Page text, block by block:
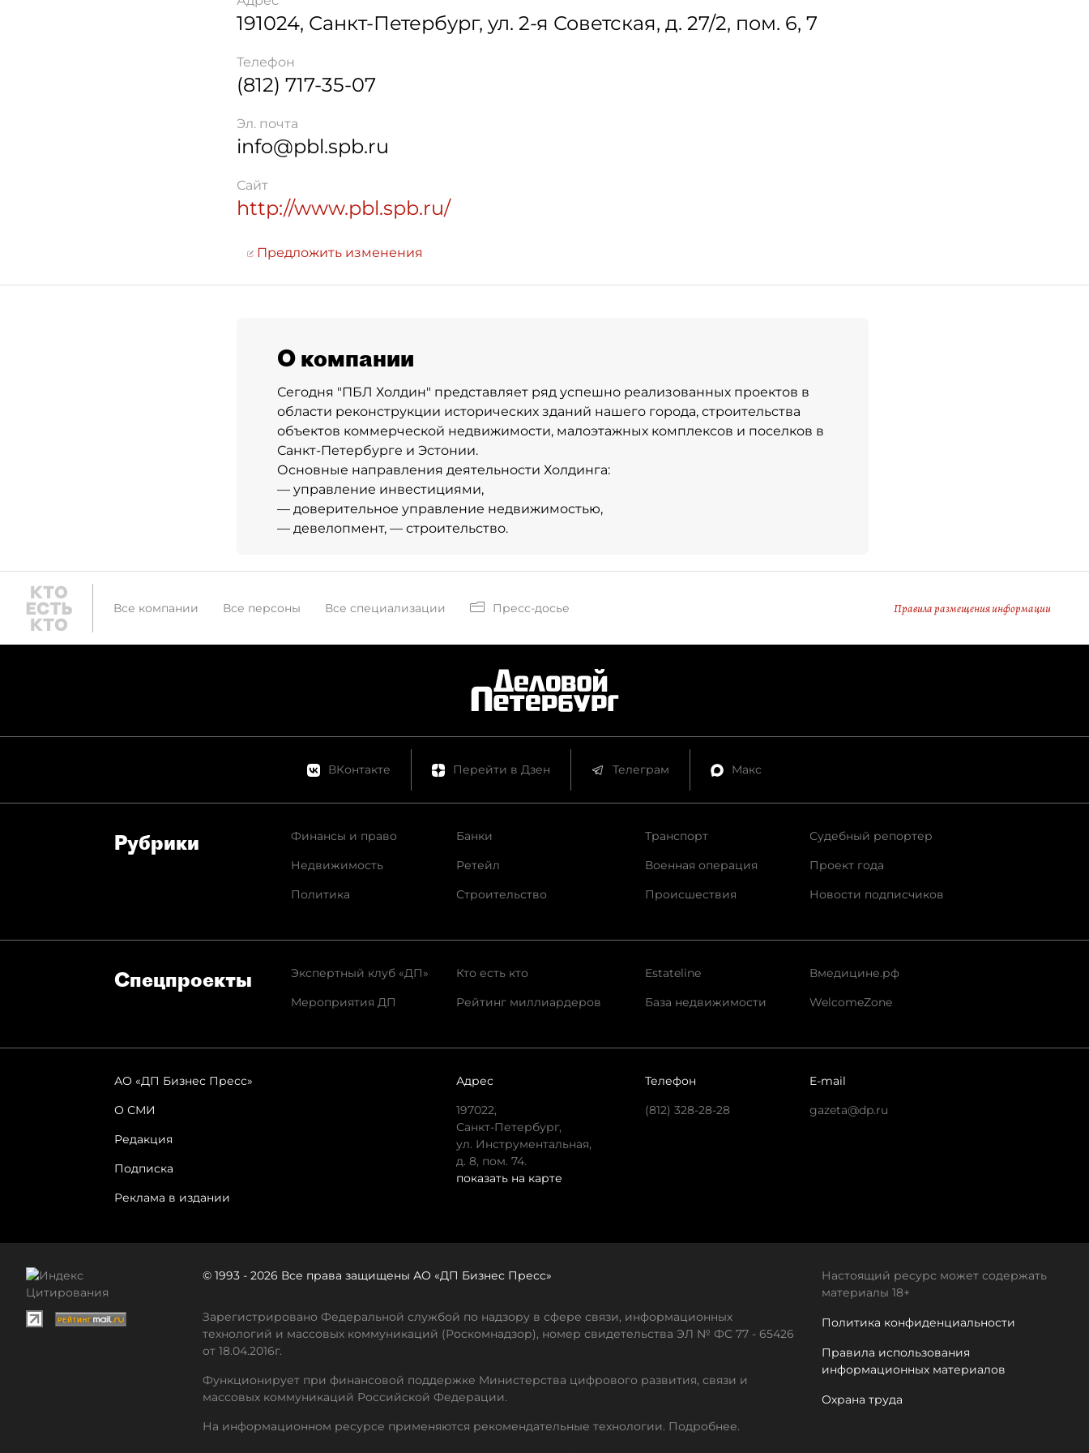
191024, Санкт-Петербург, ул. 2-я Советская, д. 27/2, пом. 6, 7
Телефон
(812) 717-35-07
Эл. почта
info@pbl.spb.ru
Сайт
http://www.pbl.spb.ru/
Предложить изменения
О компании
Сегодня "ПБЛ Холдин" представляет ряд успешно реализованных проектов в
области реконструкции исторических зданий нашего города, строительства
объектов коммерческой недвижимости, малоэтажных комплексов и поселков в
Санкт-Петербурге и Эстонии.
Основные направления деятельности Холдинга:
— управление инвестициями,
— доверительное управление недвижимостью,
— девелопмент, — строительство.
Все компании Все персоны Все специализации Пресс-досье Правила размещения информации
ВКонтакте Перейти в Дзен Телеграм Макс
Рубрики
Финансы и право
Недвижимость
Политика
Банки
Ретейл
Строительство
Транспорт
Военная операция
Происшествия
Судебный репортер
Проект года
Новости подписчиков
Спец­проекты
Экспертный клуб «ДП»
Мероприятия ДП
Кто есть кто
Рейтинг миллиардеров
Estateline
База недвижимости
Вмедицине.рф
WelcomeZone
АО «ДП Бизнес Пресс»
О СМИ
Редакция
Подписка
Реклама в издании
Адрес
197022,
Санкт-Петербург,
ул. Инструментальная,
д. 8, пом. 74.
показать на карте
Телефон
(812) 328-28-28
E-mail
gazeta@dp.ru
© 1993 - 2026 Все права защищены АО «ДП Бизнес Пресс»
Зарегистрировано Федеральной службой по надзору в сфере связи, информационных
технологий и массовых коммуникаций (Роскомнадзор), номер свидетельства ЭЛ № ФС 77 - 65426
от 18.04.2016г.
Функционирует при финансовой поддержке Министерства цифрового развития, связи и
массовых коммуникаций Российской Федерации.
На информационном ресурсе применяются рекомендательные технологии. Подробнее.
Настоящий ресурс может содержать
материалы 18+
Политика конфиденциальности
Правила использования
информационных материалов
Охрана труда